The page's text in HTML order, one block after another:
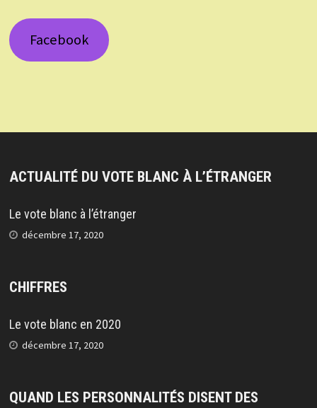
Facebook
ACTUALITÉ DU VOTE BLANC À L’ÉTRANGER
Le vote blanc à l’étranger
décembre 17, 2020
CHIFFRES
Le vote blanc en 2020
décembre 17, 2020
QUAND LES PERSONNALITÉS DISENT DES